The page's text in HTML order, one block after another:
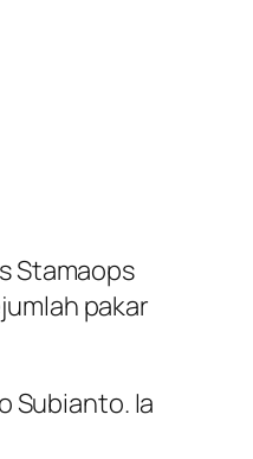
Stamaops
pakar
Subianto. Ia